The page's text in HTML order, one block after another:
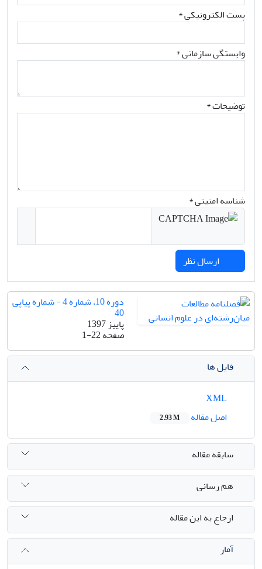
پست الکترونیکی*
وابستگی سازمانی *
توضیحات *
شناسه امنیتی *
دوره 10، شماره 4 - شماره پیاپی
40
پاییز 1397
صفحه1-22
فایل ها
اصل مقاله
2.93 M
سابقه مقاله
هم رسانی
ارجاع به این مقاله
آمار